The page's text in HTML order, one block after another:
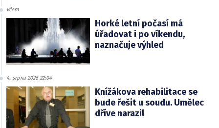
včera
Horké letní počasí má
úřadovat i po víkendu,
naznačuje výhled
4. srpna 2026 22:04
Knížákova rehabilitace se
bude řešit u soudu. Umělec
dříve narazil